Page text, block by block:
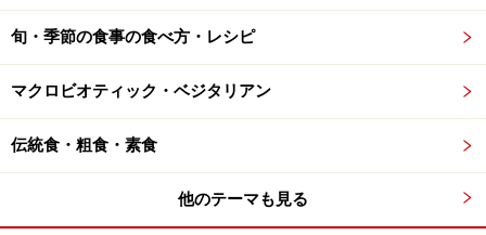
けでも、ひどい症状が出てしまうケースもあります。子
どもが小さなうちは、親同士でしっかりと確認するよう
にしてください。
楽しい時間を過ごすためにも、安全を最優先に考えたお
やつ選びを心掛けましょう。
旬・季節の食事の食べ方・レシピ
マクロビオティック・ベジタリアン
伝統食・粗食・素食
他のテーマも見る